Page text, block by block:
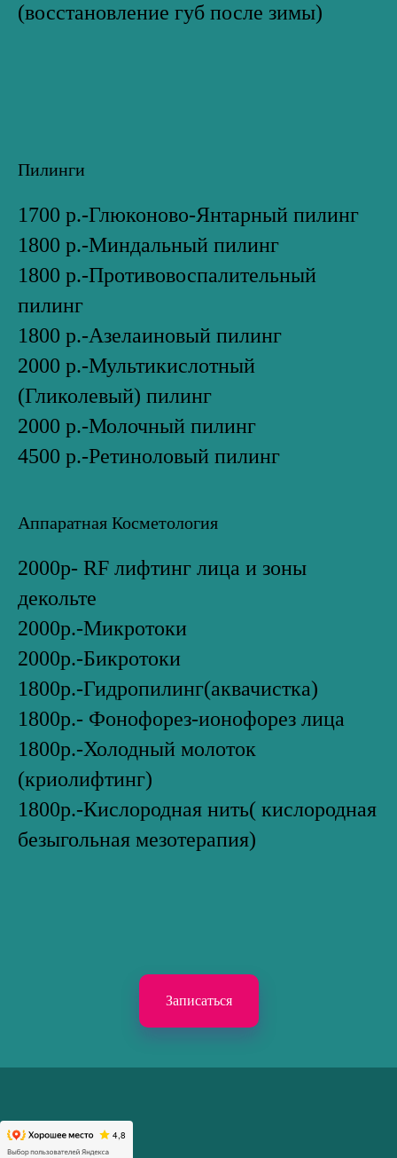
(восстановление губ после зимы)
Пилинги
1700 р.-Глюконово-Янтарный пилинг
1800 р.-Миндальный пилинг
1800 р.-Противовоспалительный
пилинг
1800 р.-Азелаиновый пилинг
2000 р.-Мультикислотный
(Гликолевый) пилинг
2000 р.-Молочный пилинг
4500 р.-Ретиноловый пилинг
Аппаратная Косметология
2000р- RF лифтинг лица и зоны
декольте
2000р.-Микротоки
2000р.-Бикротоки
1800р.-Гидропилинг(аквачистка)
1800р.- Фонофорез-ионофорез лица
1800р.-Холодный молоток
(криолифтинг)
1800р.-Кислородная нить( кислородная
безыгольная мезотерапия)
Записаться